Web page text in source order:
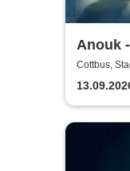
Anouk
Cottbus,